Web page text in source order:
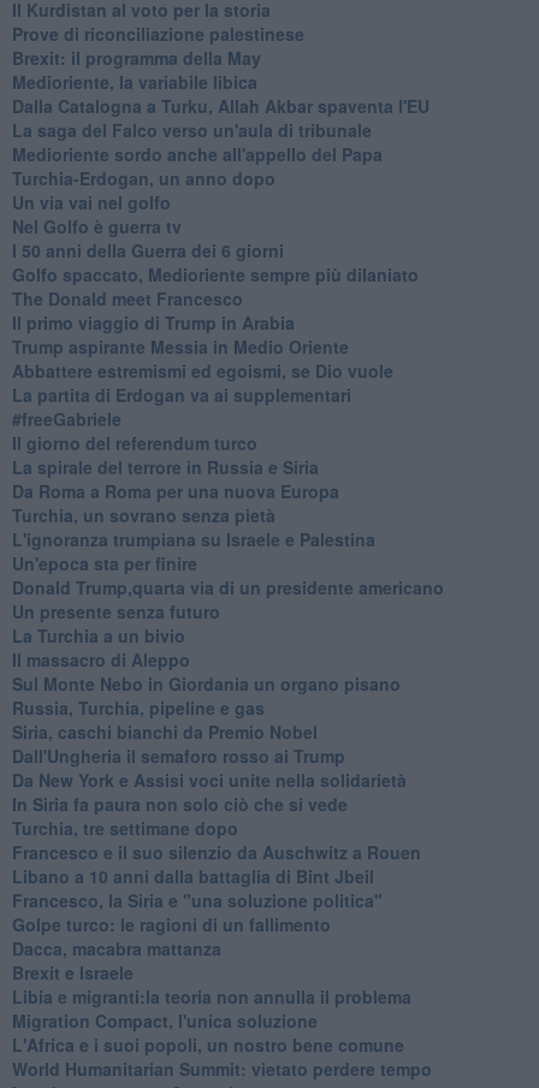
Il Kurdistan al voto per la storia
Prove di riconciliazione palestinese
Brexit: il programma della May
Medioriente, la variabile libica
Dalla Catalogna a Turku, Allah Akbar spaventa l'EU
La saga del Falco verso un'aula di tribunale
Medioriente sordo anche all'appello del Papa
Turchia-Erdogan, un anno dopo
Un via vai nel golfo
Nel Golfo è guerra tv
I 50 anni della Guerra dei 6 giorni
Golfo spaccato, Medioriente sempre più dilaniato
The Donald meet Francesco
Il primo viaggio di Trump in Arabia
Trump aspirante Messia in Medio Oriente
Abbattere estremismi ed egoismi, se Dio vuole
La partita di Erdogan va ai supplementari
#freeGabriele
Il giorno del referendum turco
La spirale del terrore in Russia e Siria
Da Roma a Roma per una nuova Europa
Turchia, un sovrano senza pietà
L'ignoranza trumpiana su Israele e Palestina
Un'epoca sta per finire
Donald Trump,quarta via di un presidente americano
Un presente senza futuro
La Turchia a un bivio
Il massacro di Aleppo
Sul Monte Nebo in Giordania un organo pisano
Russia, Turchia, pipeline e gas
Siria, caschi bianchi da Premio Nobel
Dall'Ungheria il semaforo rosso ai Trump
Da New York e Assisi voci unite nella solidarietà
In Siria fa paura non solo ciò che si vede
Turchia, tre settimane dopo
Francesco e il suo silenzio da Auschwitz a Rouen
Libano a 10 anni dalla battaglia di Bint Jbeil
Francesco, la Siria e "una soluzione politica"
Golpe turco: le ragioni di un fallimento
Dacca, macabra mattanza
Brexit e Israele
Libia e migranti:la teoria non annulla il problema
Migration Compact, l'unica soluzione
L'Africa e i suoi popoli, un nostro bene comune
World Humanitarian Summit: vietato perdere tempo